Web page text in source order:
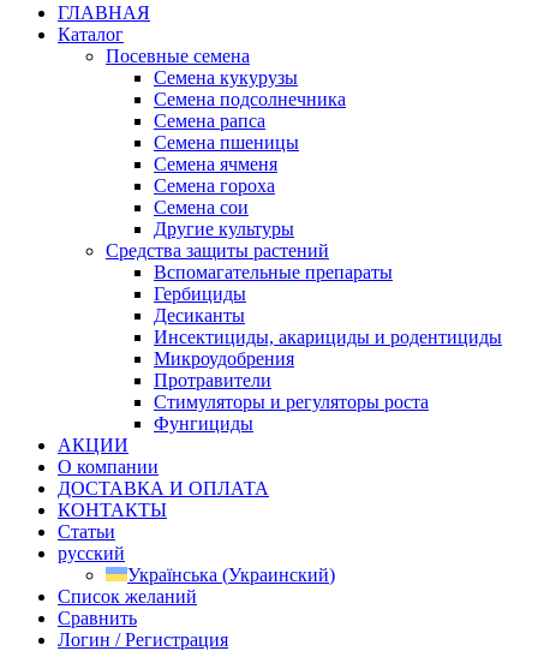
ГЛАВНАЯ
Каталог
Посевные семена
Семена кукурузы
Семена подсолнечника
Семена рапса
Семена пшеницы
Семена ячменя
Семена гороха
Семена сои
Другие культуры
Средства защиты растений
Вспомагательные препараты
Гербициды
Десиканты
Инсектициды, акарициды и родентициды
Микроудобрения
Протравители
Стимуляторы и регуляторы роста
Фунгициды
АКЦИИ
О компании
ДОСТАВКА И ОПЛАТА
КОНТАКТЫ
Статьи
русский
Українська (Украинский)
Список желаний
Сравнить
Логин / Регистрация